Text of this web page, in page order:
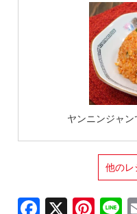
ヤンニンジャ
他のレ
Facebook
X